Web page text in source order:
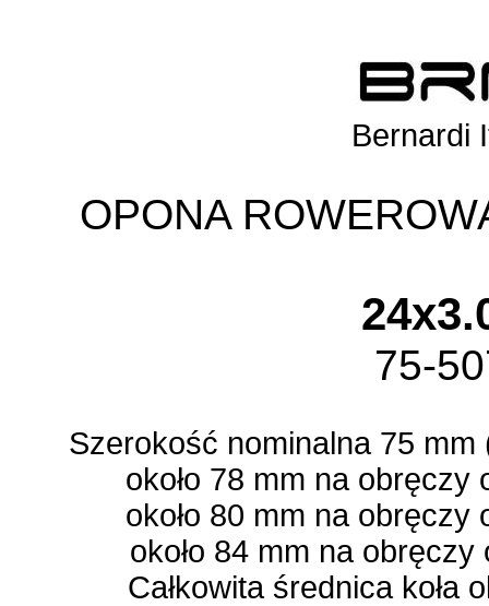
Bernardi
OPONA
75-
Szerokość nominalna 75
około 78 mm na
około 80 mm na
około 84 mm na
Całkowita średnica koła